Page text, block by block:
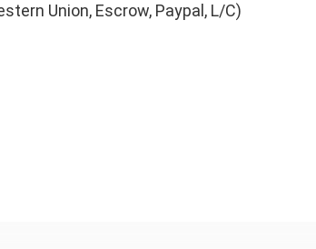
Union, Escrow, Paypal, L/C)